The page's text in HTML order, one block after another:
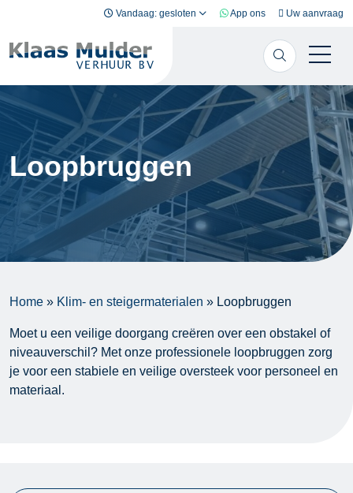
Vandaag: gesloten App ons Uw aanvraag
Loopbruggen
Home » Klim- en steigermaterialen » Loopbruggen
Moet u een veilige doorgang creëren over een obstakel of
niveauverschil? Met onze professionele loopbruggen zorg
je voor een stabiele en veilige oversteek voor personeel en
materiaal.